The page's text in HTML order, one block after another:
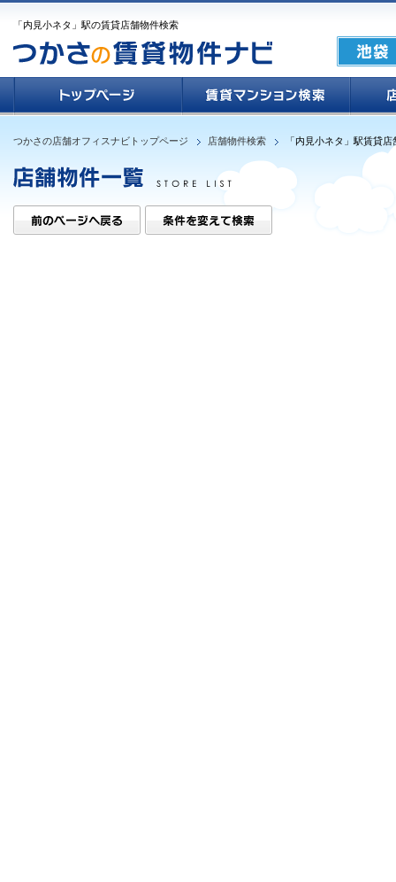
「内見小ネタ」駅の賃貸店舗物件検索
つかさの店舗オフィスナビトップページ 店舗物件検索 「内見小ネタ」駅賃貸